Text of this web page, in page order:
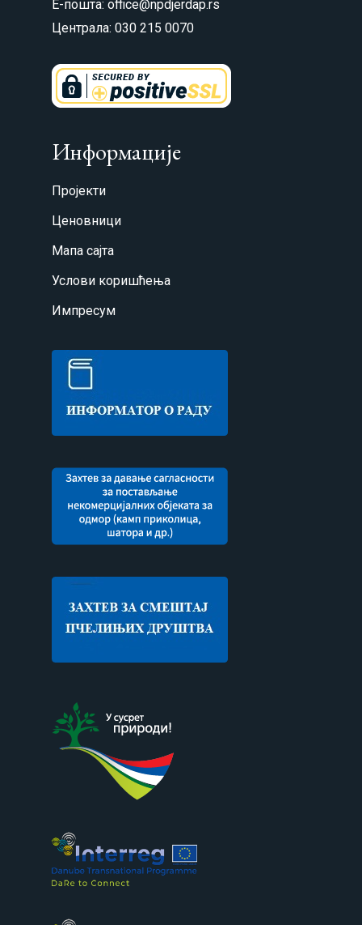
Е-пошта: office@npdjerdap.rs
Централа: 030 215 0070
Информације
Пројекти
Ценовници
Мапа сајта
Услови коришћења
Импресум